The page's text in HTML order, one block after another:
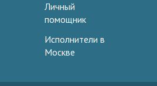
Личный
помощник
Исполнители в
Москве